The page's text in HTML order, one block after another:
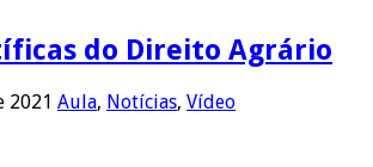
do Direito Agrário
2021 Aula, Notícias, Vídeo